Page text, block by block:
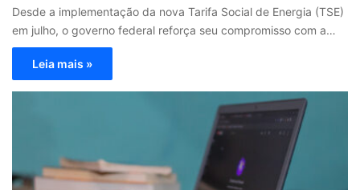
Desde a implementação da nova Tarifa Social de Energia (TSE)
em julho, o governo federal reforça seu compromisso com a…
Leia mais »